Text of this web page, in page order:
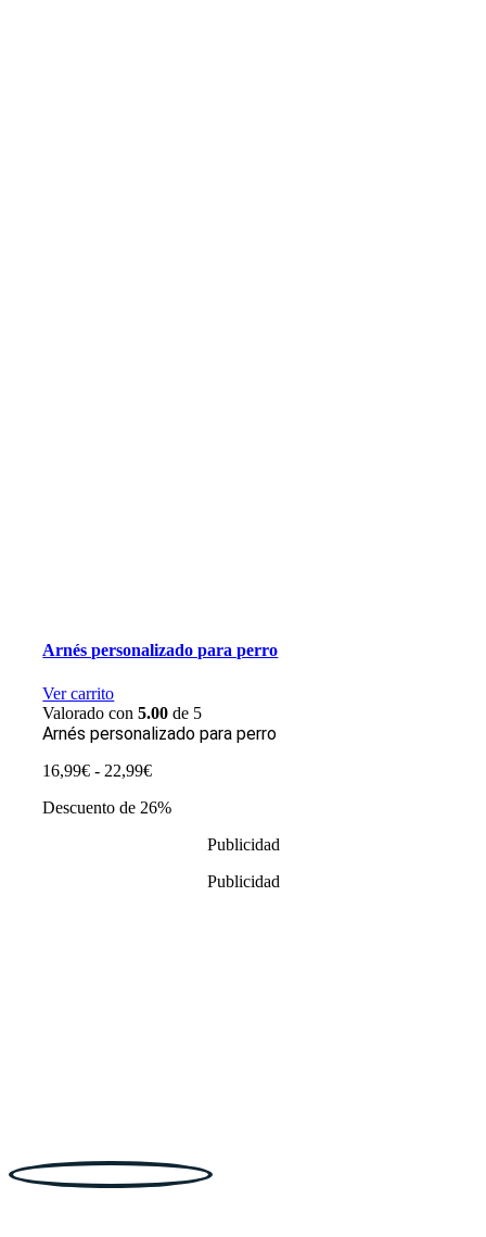
Arnés personalizado para perro
Ver carrito
Valorado con5.00 de 5
Arnés personalizado para perro
16,99€ - 22,99€Rango
precios:
Descuento de 26%
Publicidad
Publicidad